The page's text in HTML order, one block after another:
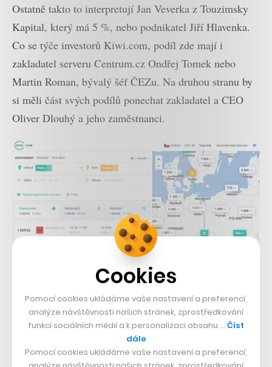
Ostatně takto to interpretují Jan Veverka z Touzimsky
Kapital, který má 5 %, nebo podnikatel Jiří Hlavenka.
Co se týče investorů Kiwi.com, podíl zde mají i
zakladatel serveru Centrum.cz Ondřej Tomek nebo
Martin Roman, bývalý šéf ČEZu. Na druhou stranu by
si měli část svých podílů ponechat zakladatel a CEO
Oliver Dlouhý a jeho zaměstnanci.
Nyní se naskýtá otázka, kdo by na druhé straně tohoto
potenciálního obchodu stál. Spekuluje se například o
společnosti Priceline, jež má pod svými křídly
Cookies
Pomocí cookies ukládáme vaše nastavení a preferencí,
analýze návštěvnosti našich stránek, zprostředkování
funkcí sociálních médií a k personalizaci obsahu … Číst
dále
Pomocí cookies ukládáme vaše nastavení a preferencí,